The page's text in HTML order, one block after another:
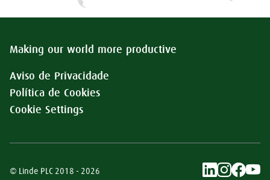
Making our world more productive
Aviso de Privacidade
Política de Cookies
Cookie Settings
© Linde PLC 2018 - 2026